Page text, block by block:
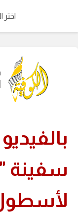
اختر
سفينة